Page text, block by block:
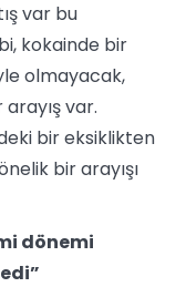
var bu
kokainde bir
olmayacak,
var.
bir eksiklikten
bir arayışı
dönemi